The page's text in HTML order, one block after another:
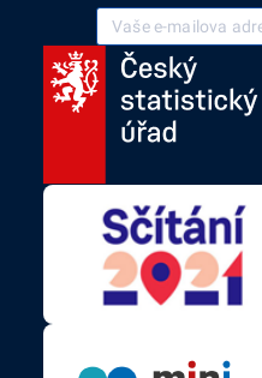
Vaše e-mailová